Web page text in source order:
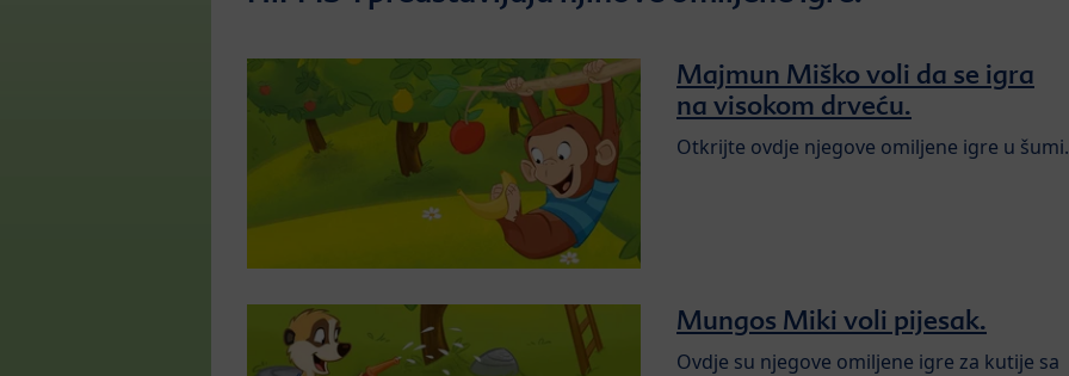
Majmun Miško voli da se igra
na visokom drveću.
Otkrijte ovdje njegove omiljene igre u šumi.
Mungos Miki voli pijesak.
Ovdje su njegove omiljene igre za kutije sa